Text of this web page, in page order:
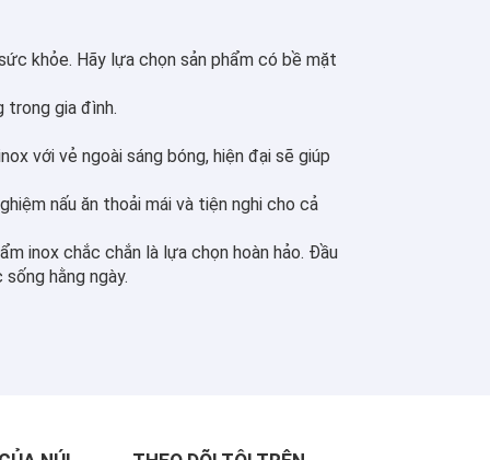
khỏe. Hãy lựa chọn sản phẩm có bề mặt
trong gia đình.
với vẻ ngoài sáng bóng, hiện đại sẽ giúp
nấu ăn thoải mái và tiện nghi cho cả
inox chắc chắn là lựa chọn hoàn hảo. Đầu
hằng ngày.